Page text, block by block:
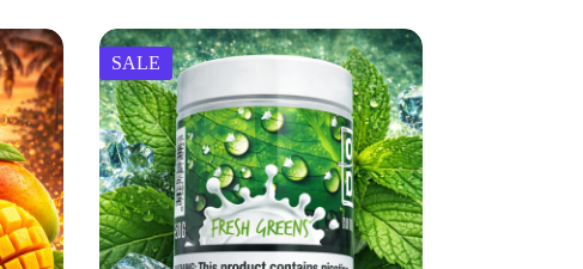
SALE